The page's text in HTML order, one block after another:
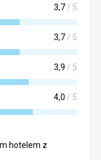
3,7 / 5
3,7 / 5
3,9 / 5
4,0 / 5
hotelem z